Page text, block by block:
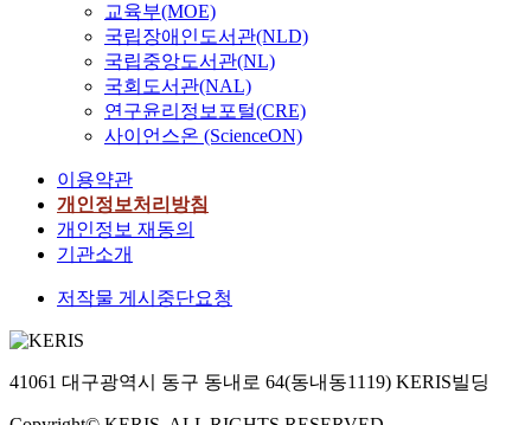
교육부(MOE)
국립장애인도서관(NLD)
국립중앙도서관(NL)
국회도서관(NAL)
연구윤리정보포털(CRE)
사이언스온 (ScienceON)
이용약관
개인정보처리방침
개인정보 재동의
기관소개
저작물 게시중단요청
41061 대구광역시 동구 동내로 64(동내동1119) KERIS빌딩